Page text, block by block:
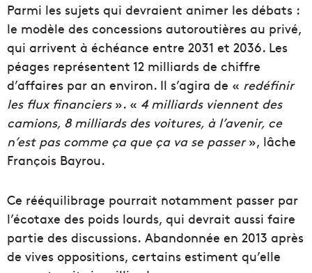
Parmi les sujets qui devraient animer les débats :
le modèle des concessions autoroutières au privé,
qui arrivent à échéance entre 2031 et 2036. Les
péages représentent 12 milliards de chiffre
d’affaires par an environ. Il s’agira de « redéfinir
les flux financiers». « 4 milliards viennent des
camions, 8 milliards des voitures, à l’avenir, ce
n’est pas comme ça que ça va se passer», lâche
François Bayrou.
Ce rééquilibrage pourrait notamment passer par
l’écotaxe des poids lourds, qui devrait aussi faire
partie des discussions. Abandonnée en 2013 après
de vives oppositions, certains estiment qu’elle